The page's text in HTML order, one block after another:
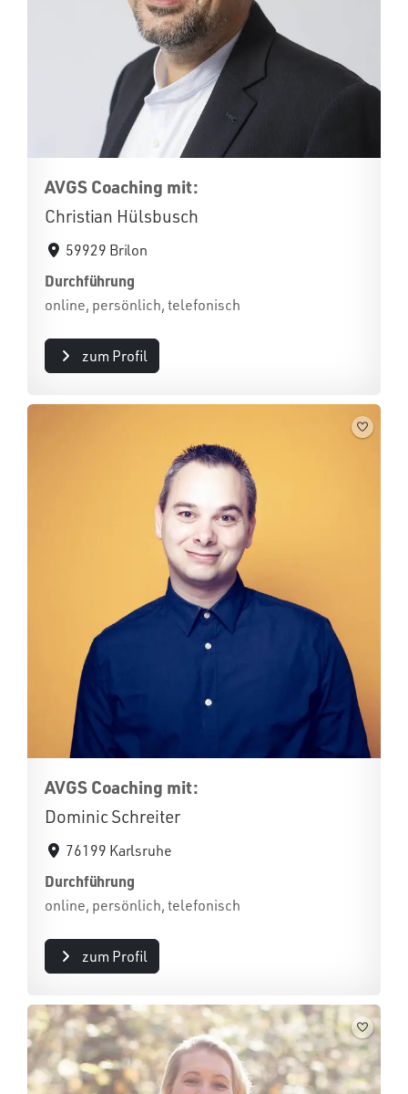
AVGS Coaching mit:
Christian Hülsbusch
59929 Brilon
Durchführung
online, persönlich, telefonisch
zum Profil
AVGS Coaching mit:
Dominic Schreiter
76199 Karlsruhe
Durchführung
online, persönlich, telefonisch
zum Profil